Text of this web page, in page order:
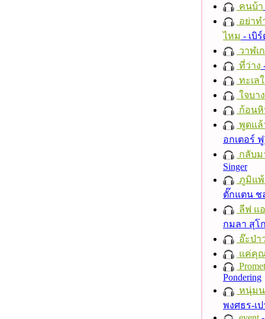
คนบ้า
อย่าท
ไหม - เบิ
วาฬเ
ที่ว่าง
ทะเล
ใจบาง
ก้อน
พูดแล้
อกเตอร์
กลับม
Singer
ภูมิแพ้
ตั๊กแตน ช
ลีฟ แอ
กมลา สุโ
อ๊ะป่า
แค่คุ
Pondering
หนุ่มน
พงศธร-เ